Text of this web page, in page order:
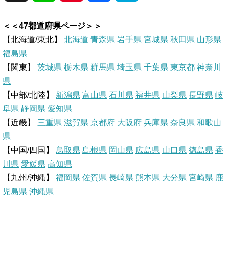
n n
s
t
c
k
t
＜＜47都道府県ページ＞＞
【北海道/東北】 北海道 青森県 岩手県 宮城県 秋田県 山形県
福島県
【関東】 茨城県 栃木県 群馬県 埼玉県 千葉県 東京都 神奈川
県
【中部/北陸】 新潟県 富山県 石川県 福井県 山梨県 長野県 岐
阜県 静岡県 愛知県
【近畿】 三重県 滋賀県 京都府 大阪府 兵庫県 奈良県 和歌山
県
【中国/四国】 鳥取県 島根県 岡山県 広島県 山口県 徳島県 香
川県 愛媛県 高知県
【九州/沖縄】 福岡県 佐賀県 長崎県 熊本県 大分県 宮崎県 鹿
児島県 沖縄県